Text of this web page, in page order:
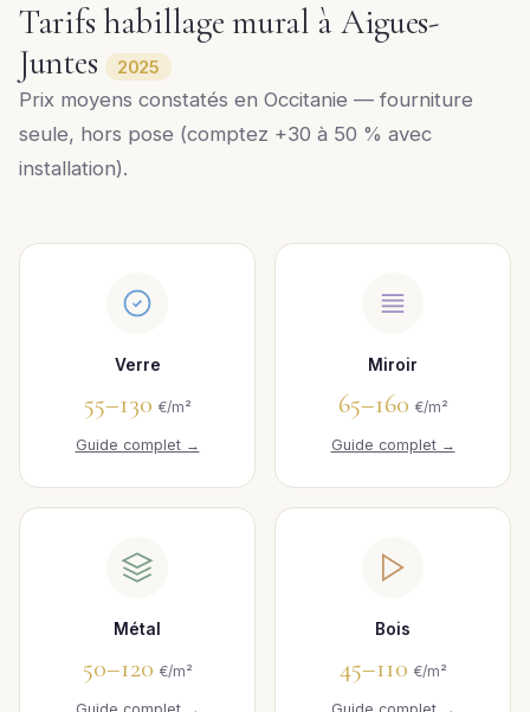
Tarifs habillage mural à Aigues-
Juntes
2025
Prix moyens constatés en Occitanie — fourniture
seule, hors pose (comptez +30 à 50 % avec
installation).
Verre
55–130 €/m²
Guide complet →
Miroir
65–160 €/m²
Guide complet →
Métal
50–120 €/m²
Bois
45–110 €/m²